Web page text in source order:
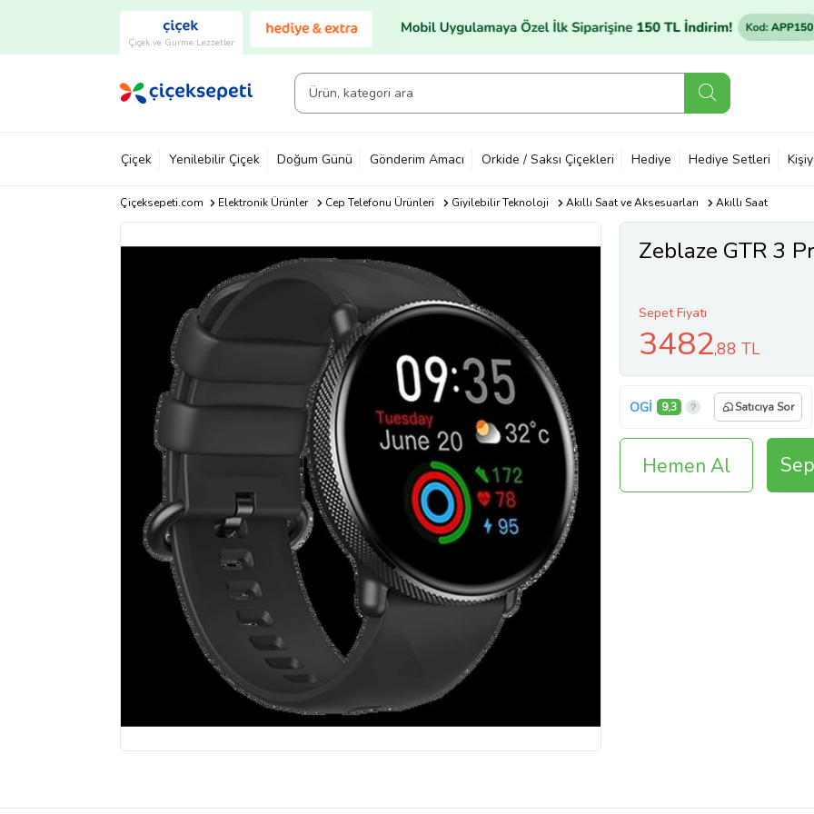
Çiçek ve Gurme Lezzetler
Çiçek Yenilebilir Çiçek Doğum Günü Gönderim Amacı Orkide / Saksı Çiçekleri Hediye Hediye Setleri
Çiçeksepeti.com Elektronik Ürünler Cep Telefonu Ürünleri Giyilebilir Teknoloji Akıllı Saat ve Aksesuarları Akıllı Saat
Zeblaze GTR 3
Sepet Fiyatı
3482,88 TL
OGİ 9,3 Satıcıya Sor
Hemen Al